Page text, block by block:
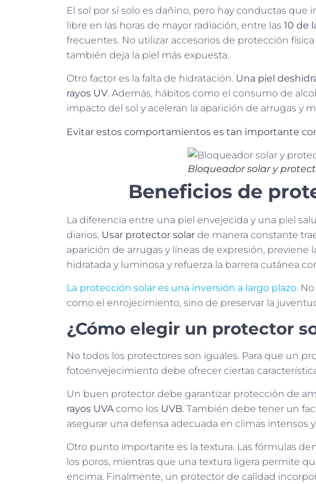
El sol por sí solo es dañino, pero hay conductas que
libre en las horas de mayor radiación, entre las 10 de
frecuentes. No utilizar accesorios de protección
también deja la piel más expuesta.
Otro factor es la falta de hidratación. Una piel
rayos UV. Además, hábitos como el consumo de
impacto del sol y aceleran la aparición de arrugas y
Evitar estos comportamientos es tan importante
Bloqueador solar y
Beneficios de
La diferencia entre una piel envejecida y una piel
diarios. Usar protector solar de manera constante
aparición de arrugas y líneas de expresión,
hidratada y luminosa y refuerza la barrera cutánea
La protección solar es una inversión a largo plazo.
como el enrojecimiento, sino de preservar la
¿Cómo elegir un protector
No todos los protectores son iguales. Para que un
fotoenvejecimiento debe ofrecer ciertas
Un buen protector debe garantizar protección de
rayos UVAcomo los UVB. También debe tener un
asegurar una defensa adecuada en climas intensos
Otro punto importante es la textura. Las fórmulas
los poros, mientras que una textura ligera permite
encima. Finalmente, un protector de calidad